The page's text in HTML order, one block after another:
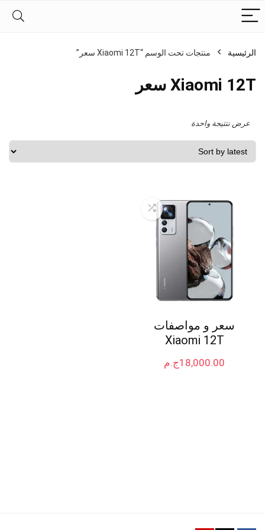
الرئيسية منتجات تحت الوسم “Xiaomi 12T سعر”
Xiaomi 12T سعر
عرض نتتيجة واحدة
سعر و مواصفات
Xiaomi 12T
ج.م18,000.00